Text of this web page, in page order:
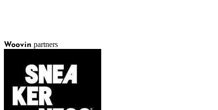
Woovin partners